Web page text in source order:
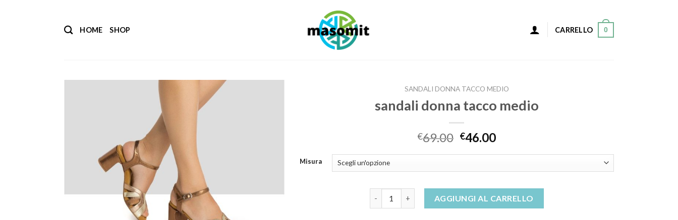
HOME SHOP CARRELLO 0
SANDALI DONNA TACCO MEDIO
sandali donna tacco medio
€69.00 €46.00
Misura
AGGIUNGI AL CARRELLO